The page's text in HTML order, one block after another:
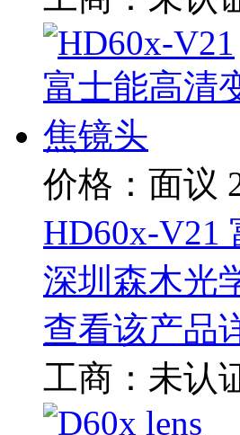
价格：面议
HD60x-V21
深圳森木光
查看该产品
工商： 未认